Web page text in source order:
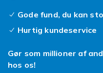
alternativer.
Negle er en vigtig
pleje. At have
kræver de rigtige
Gode fund, du kan
Hurtig kundeservice
Gør som millioner af
hos os!